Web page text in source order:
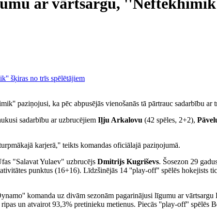
ar vārtsargu,
paziņojusi, ka pēc abpusējās vienošanās tā pārtrauc sadarbību ar
sadarbību ar uzbrucējiem Iļju Arkalovu (42 spēles, 2+2),
karjerā,'' teikts komandas oficiālajā paziņojumā.
"Salavat Yulaev" uzbrucējs Dmitrijs Kugriševs. Šosezon 29
punktus (16+16). Līdzšinējās 14 ''play-off'' spēlēs hokejists
komanda uz divām sezonām pagarinājusi līgumu ar vārtsargu
un atvairot 93,3% pretinieku metienus. Piecās ''play-off'' spēlēs